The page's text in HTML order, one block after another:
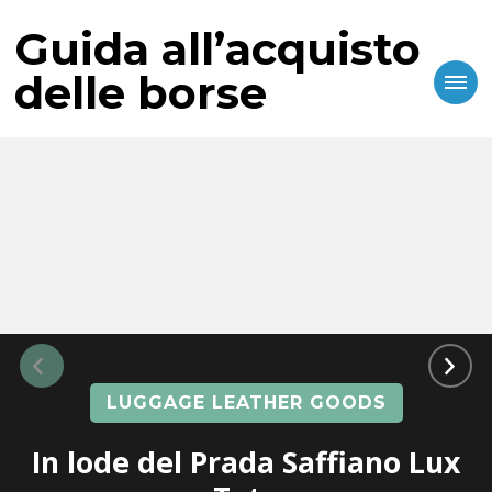
Guida all’acquisto
delle borse
LUGGAGE LEATHER GOODS
In lode del Prada Saffiano Lux